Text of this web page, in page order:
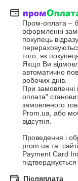
Пром-оплата –
оформленні
покупець
того, як
Якщо Ви
автоматично
робочих днів.
При замовленні
оплата"
замовленого
Prom.ua, або
відсутня.
Проведення і
prom.ua та
Payment Card
Післяплата